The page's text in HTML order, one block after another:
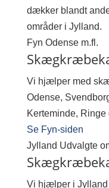
dækker blandt
områder i Jylland.
Fyn Odense m.fl.
Vi hjælper med
Odense,
Kerteminde, Ringe
Se Fyn-siden
Jylland Udvalgte
Vi hjælper i Jylland